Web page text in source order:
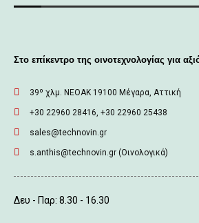
Στο επίκεντρο της οινοτεχνολογίας για
39º χλμ. ΝΕΟΑΚ 19100 Mέγαρα, Αττική
+30 22960 28416, +30 22960 25438
sales@technovin.gr
s.anthis@technovin.gr (Οινολογικά)
Δευ - Παρ: 8.30 - 16.30